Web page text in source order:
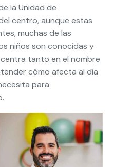
la Unidad de
centro, aunque estas
muchas de las
niños son conocidas y
tanto en el nombre
cómo afecta al día
para